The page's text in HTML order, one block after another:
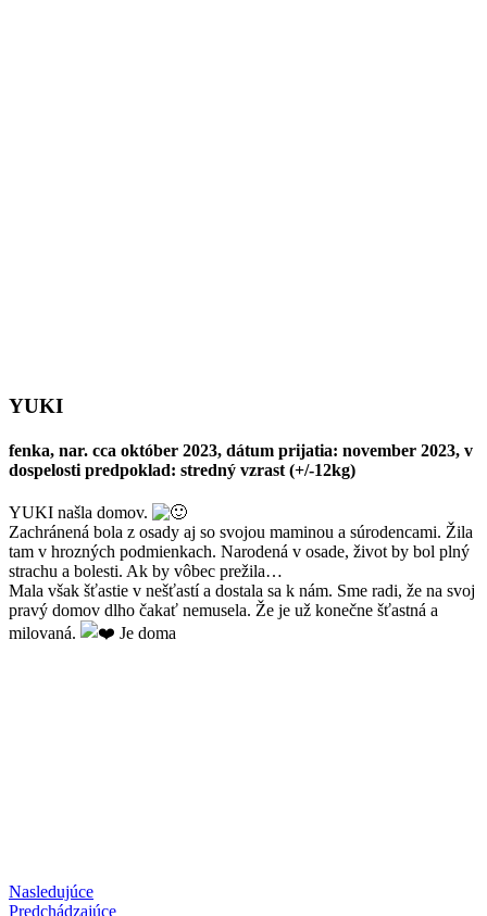
YUKI
fenka, nar. cca október 2023, dátum prijatia: november 2023, v
dospelosti predpoklad: stredný vzrast (+/-12kg)
YUKI našla domov.
Zachránená bola z osady aj so svojou maminou a súrodencami. Žila
tam v hrozných podmienkach. Narodená v osade, život by bol plný
strachu a bolesti. Ak by vôbec prežila…
Mala však šťastie v nešťastí a dostala sa k nám. Sme radi, že na svoj
pravý domov dlho čakať nemusela. Že je už konečne šťastná a
milovaná.
Je doma
Nasledujúce
Predchádzajúce